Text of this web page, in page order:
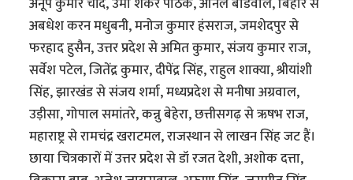
अबधेश करन मधुबनी, मनोज कुमार हंसराज, जमशेदपुर से
फरहाद हुसैन, उत्तर प्रदेश से अमित कुमार, संजय कुमार राज,
सर्वेश पटेल, जितेंद्र कुमार, दीपेंद्र सिंह, राहुल शाक्या, श्रीयांशी
सिंह, झारखंड से संजय शर्मा, मध्यप्रदेश से मनीषा अग्रवाल,
उड़ीसा, गोपाल समांतरे, कन्नु बेहेरा, छत्तीसगढ़ से ऋषभ राज,
महाराष्ट्र से रामचंद्र खराटमल, राजस्थान से लाखन सिंह जट हैं।
छाया चित्रकारों में उत्तर प्रदेश से डॉ रजत देशी, अशोक दत्ता,